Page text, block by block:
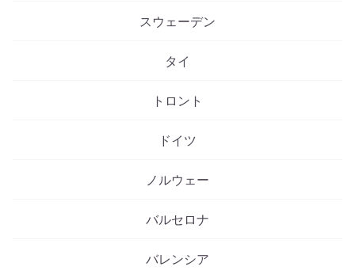
スウェーデン
タイ
トロント
ドイツ
ノルウェー
バルセロナ
バレンシア